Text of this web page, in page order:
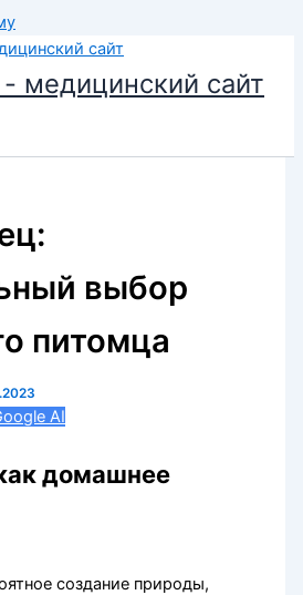
медицинский сайт
выбор
питомца
AI
домашнее
создание природы,